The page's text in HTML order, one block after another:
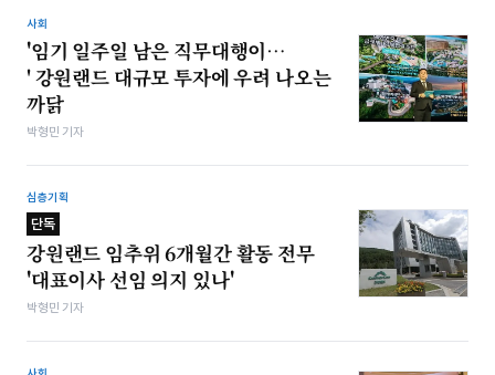
사회
'임기 일주일 남은 직무대행이…
' 강원랜드 대규모 투자에 우려 나오는
까닭
박형민 기자
심층기획
단독
강원랜드 임추위 6개월간 활동 전무
'대표이사 선임 의지 있나'
박형민 기자